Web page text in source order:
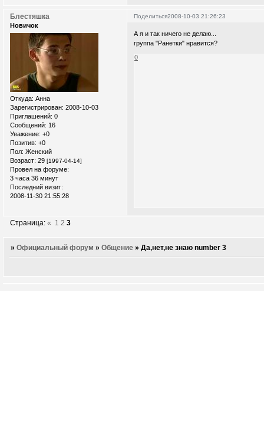
Поделиться2008-10-03 21:26:23
Блестяшка
Новичок
Откуда: Анна
Зарегистрирован: 2008-10-03
Приглашений: 0
Сообщений: 16
Уважение: +0
Позитив: +0
Пол: Женский
Возраст: 29 [1997-04-14]
Провел на форуме:
3 часа 36 минут
Последний визит:
2008-11-30 21:55:28
А я и так ничего не делаю...
группа "Ранетки" нравится?
0
Страница:« 1 2 3
»Официальный форум »Общение »Да,нет,не знаю number 3